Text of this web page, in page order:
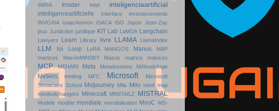
INRIA
Insider Intel inteligenciaartificial
intelligenceartificielle Interface
investissements
INVOXIA IsaacAsimov ISACA ISO Japon Jean-Zay
jeux Juridiction juridique KIT Lab LaMDA Langchain
Lawyers Learn Library livre LLAMA LlamaIndex
LLM loi Loop LoRA MANGOS Manus
MAP
martices
MarvinMINSKY Masus matrice matrices
MCP MEHARI Meta Metadonnees Méthodologie
Métiers metting MFC Microsoft
Microsoft
Showcase School Midjourney Mila Milo mind map
mindsetchangers
Minecraft MINITAILZ MISTRAL
Modele modéle mondiale mondialisation MooC MS-